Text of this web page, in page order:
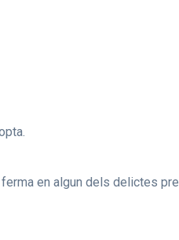
en algun dels delictes